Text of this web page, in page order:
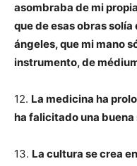
asombraba de mi
que de esas obras
ángeles, que mi mano
instrumento, de
12. La medicina ha
ha falicitado una
13. La cultura se crea